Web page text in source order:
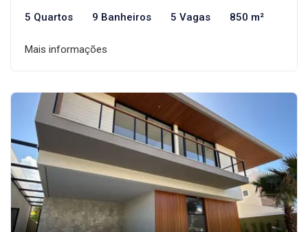
5 Quartos 9 Banheiros 5 Vagas 850 m²
Mais informações